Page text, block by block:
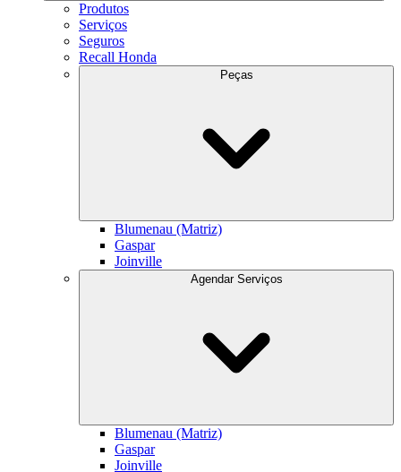
Produtos
Serviços
Seguros
Recall Honda
Blumenau (Matriz)
Gaspar
Joinville
Blumenau (Matriz)
Gaspar
Joinville